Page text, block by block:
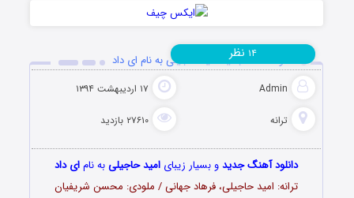
دانلود آهنگ جدید امید حاجیلی به نام ای داد
Admin ۱۷ اردیبهشت ۱۳۹۴
ترانه ۲۷۶۱۰ بازدید
۱۴ نظر
دانلود آهنگ جدیدو بسیار زیبای امید حاجیلیبه نامای داد
ترانه: امید حاجیلی، فرهاد جهانی / ملودی: محسن شریفیان